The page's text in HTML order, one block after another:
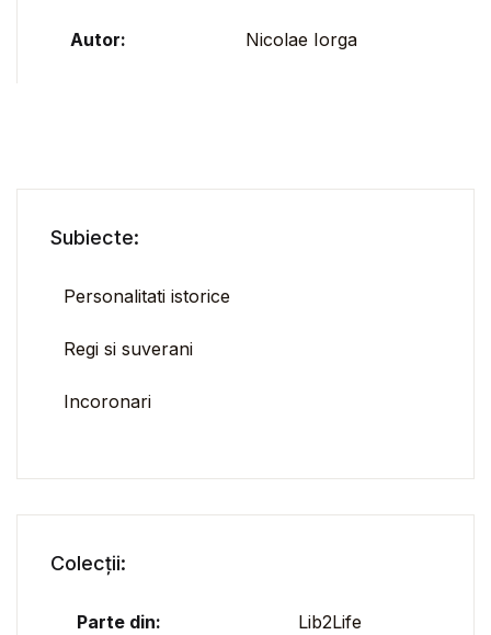
Autor: Nicolae Iorga
Subiecte:
Personalitati istorice
Regi si suverani
Incoronari
Colecții:
Parte din: Lib2Life